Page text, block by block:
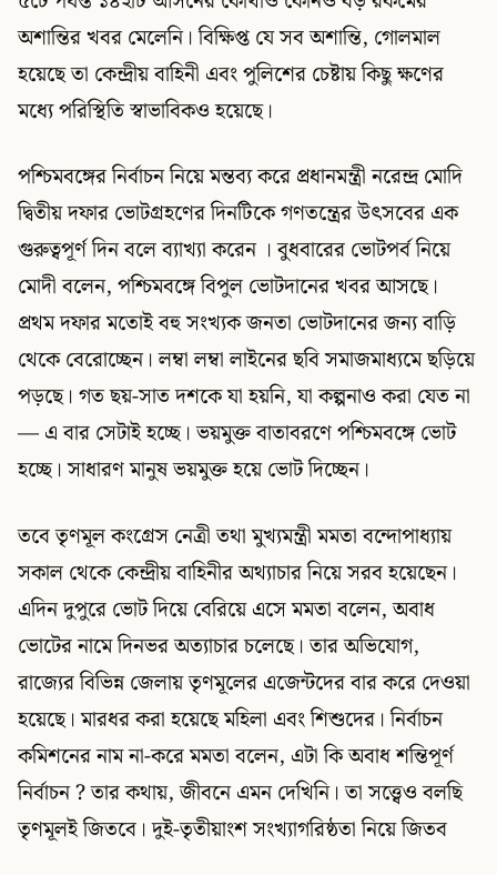
অশান্তির খবর মেলেনি। বিক্ষিপ্ত যে সব অশান্তি, গোলমাল
হয়েছে তা কেন্দ্রীয় বাহিনী এবং পুলিশের চেষ্টায় কিছু ক্ষণের
মধ্যে পরিস্থিতি স্বাভাবিকও হয়েছে।
পশ্চিমবঙ্গের নির্বাচন নিয়ে মন্তব্য করে প্রধানমন্ত্রী নরেন্দ্র মোদি
দ্বিতীয় দফার ভোটগ্রহণের দিনটিকে গণতন্ত্রের উৎসবের এক
গুরুত্বপূর্ণ দিন বলে ব্যাখ্যা করেন । বুধবারের ভোটপর্ব নিয়ে
মোদী বলেন, পশ্চিমবঙ্গে বিপুল ভোটদানের খবর আসছে।
প্রথম দফার মতোই বহু সংখ্যক জনতা ভোটদানের জন্য বাড়ি
থেকে বেরোচ্ছেন। লম্বা লম্বা লাইনের ছবি সমাজমাধ্যমে ছড়িয়ে
পড়ছে। গত ছয়-সাত দশকে যা হয়নি, যা কল্পনাও করা যেত না
— এ বার সেটাই হচ্ছে। ভয়মুক্ত বাতাবরণে পশ্চিমবঙ্গে ভোট
হচ্ছে। সাধারণ মানুষ ভয়মুক্ত হয়ে ভোট দিচ্ছেন।
তবে তৃণমূল কংগ্রেস নেত্রী তথা মুখ্যমন্ত্রী মমতা বন্দোপাধ্যায়
সকাল থেকে কেন্দ্রীয় বাহিনীর অথ্যাচার নিয়ে সরব হয়েছেন।
এদিন দুপুরে ভোট দিয়ে বেরিয়ে এসে মমতা বলেন, অবাধ
ভোটের নামে দিনভর অত্যাচার চলেছে। তার অভিযোগ,
রাজ্যের বিভিন্ন জেলায় তৃণমূলের এজেন্টদের বার করে দেওয়া
হয়েছে। মারধর করা হয়েছে মহিলা এবং শিশুদের। নির্বাচন
কমিশনের নাম না-করে মমতা বলেন, এটা কি অবাধ শন্তিপূর্ণ
নির্বাচন ? তার কথায়, জীবনে এমন দেখিনি। তা সত্ত্বেও বলছি
তৃণমূলই জিতবে। দুই-তৃতীয়াংশ সংখ্যাগরিষ্ঠতা নিয়ে জিতব